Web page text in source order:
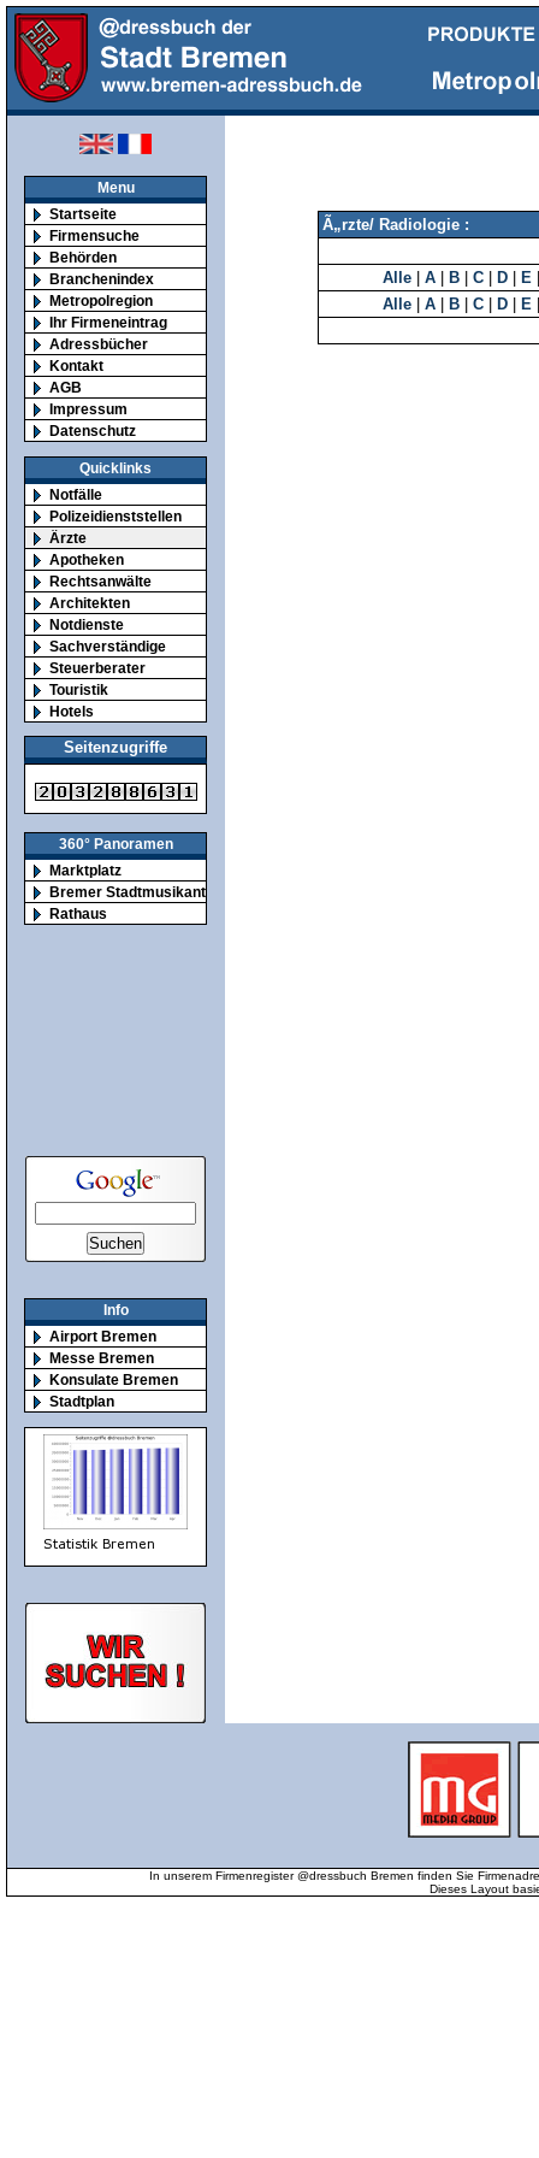
Menu
Startseite
Firmensuche
Behörden
Branchenindex
Metropolregion
Ihr Firmeneintrag
Adressbücher
Kontakt
AGB
Impressum
Datenschutz
Quicklinks
Notfälle
Polizeidienststellen
Ärzte
Apotheken
Rechtsanwälte
Architekten
Notdienste
Sachverständige
Steuerberater
Touristik
Hotels
Seitenzugriffe
360° Panoramen
Marktplatz
Bremer Stadtmusikanten
Rathaus
Info
Airport Bremen
Messe Bremen
Konsulate Bremen
Stadtplan
Ã„rzte/ Radiologie :
Alle A B C D E
Alle
A B C D E
In unserem Firmenregister @dressbuch Bremen finden Sie
Dieses Layout